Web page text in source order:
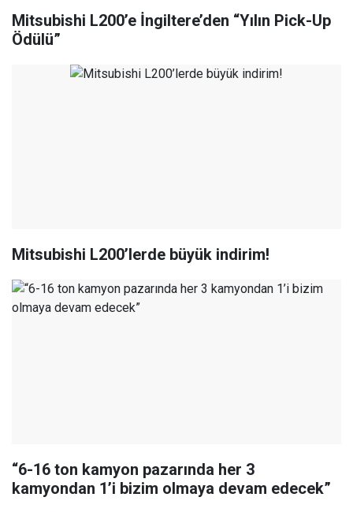
Mitsubishi L200’e İngiltere’den “Yılın Pick-Up
Ödülü”
Mitsubishi L200’lerde büyük indirim!
“6-16 ton kamyon pazarında her 3
kamyondan 1’i bizim olmaya devam edecek”